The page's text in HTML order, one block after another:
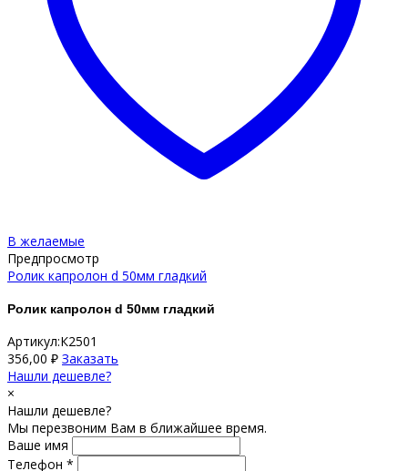
В желаемые
Предпросмотр
Ролик капролон d 50мм гладкий
Ролик капролон d 50мм гладкий
Артикул:К2501
356,00 ₽ Заказать
Нашли дешевле?
×
Нашли дешевле?
Мы перезвоним Вам в ближайшее время.
Ваше имя
Телефон *